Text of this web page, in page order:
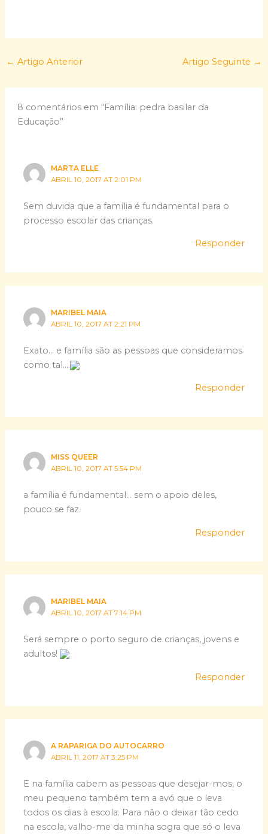
← Artigo Anterior Artigo Seguinte →
8 comentários em “Família: pedra basilar da
Educação”
MARTA ELLE
ABRIL 10, 2017 AT 2:01 PM
Sem duvida que a família é fundamental para o
processo escolar das crianças.
Responder
MARIBEL MAIA
ABRIL 10, 2017 AT 2:21 PM
Exato… e família são as pessoas que consideramos
como tal….
Responder
MISS QUEER
ABRIL 10, 2017 AT 5:54 PM
a família é fundamental… sem o apoio deles,
pouco se faz.
Responder
MARIBEL MAIA
ABRIL 10, 2017 AT 7:14 PM
Será sempre o porto seguro de crianças, jovens e
adultos!
Responder
A RAPARIGA DO AUTOCARRO
ABRIL 11, 2017 AT 3:25 PM
E na família cabem as pessoas que desejar-mos, o
meu pequeno também tem a avó que o leva
todos os dias à escola. Para não o deixar tão cedo
na escola, valho-me da minha sogra que só o leva